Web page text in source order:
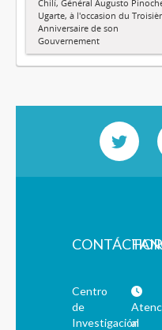
Chilí, Général Augusto
Ugarte, à l'occasion du
Anniversaire de son
Gouvernement
Centro
de
Investigación
al